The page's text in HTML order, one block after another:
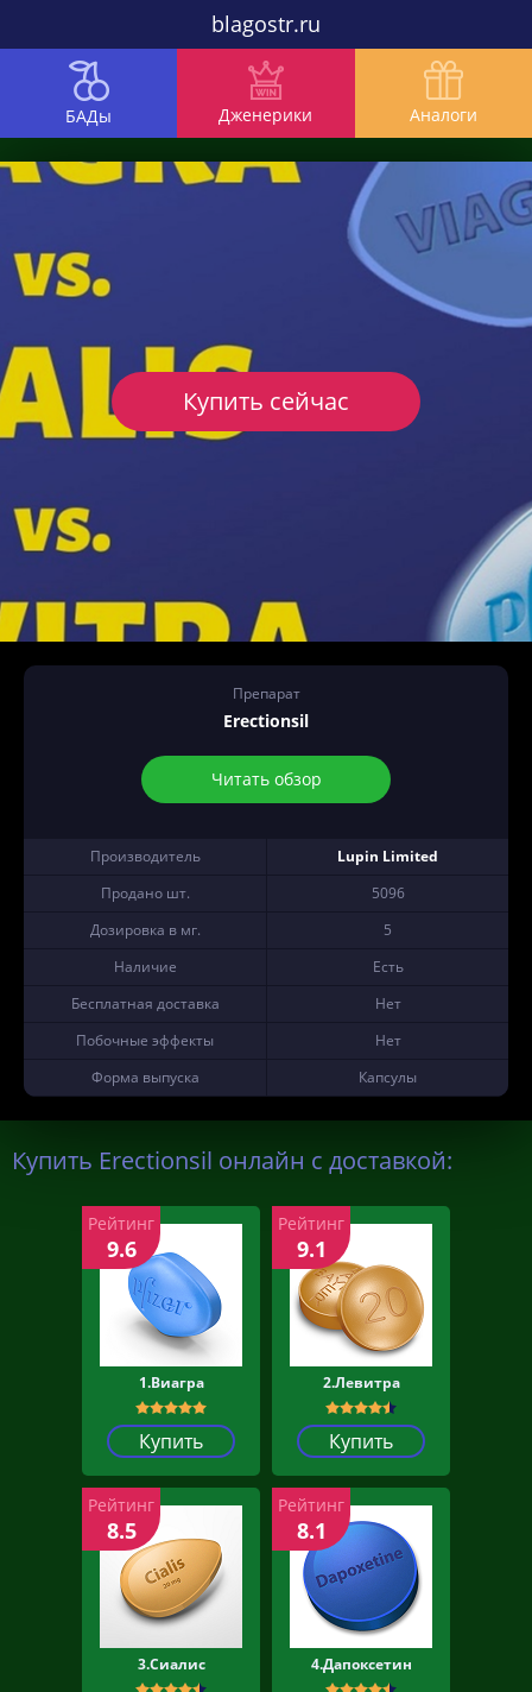
blagostr.ru
БАДы Дженерики Аналоги
Препарат
Erectionsil
Читать обзор
Производитель
Lupin Limited
Продано шт.
5096
Дозировка в мг.
5
Наличие
Есть
Бесплатная доставка
Нет
Побочные эффекты
Нет
Форма выпуска
Капсулы
Купить сейчас
Купить Erectionsil онлайн с доставкой:
1.Виагра
Купить
Рейтинг
9.6
2.Левитра
Купить
Рейтинг
9.1
3.Сиалис
Рейтинг
8.5
4.Дапоксетин
Рейтинг
8.1